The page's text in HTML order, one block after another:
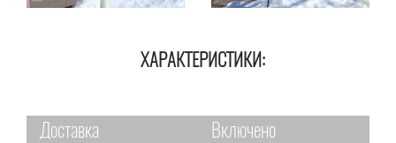
ХАРАКТЕРИСТИКИ:
Доставка
Включено